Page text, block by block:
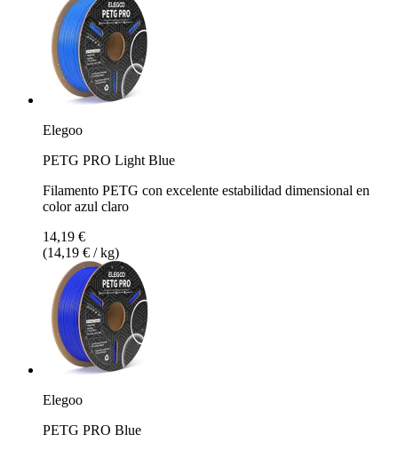
Elegoo
PETG PRO Light Blue
Filamento PETG con excelente estabilidad dimensional en
color azul claro
14,19 €
(14,19 € / kg)
Elegoo
PETG PRO Blue